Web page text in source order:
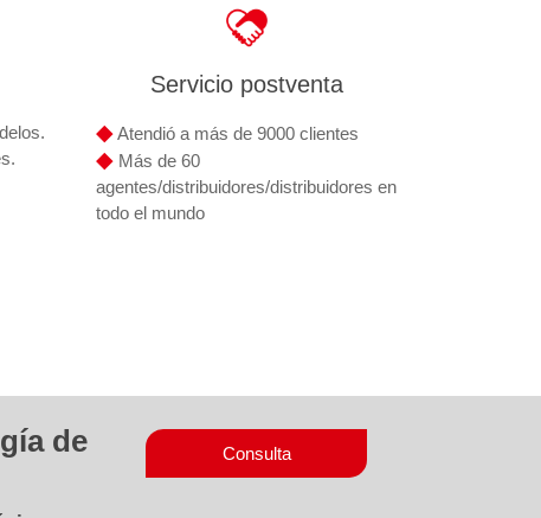
Servicio postventa
◆Atendió a más de 9000 clientes
◆ Más de 60
agentes/distribuidores/distribuidores en
todo el mundo
de
Consulta